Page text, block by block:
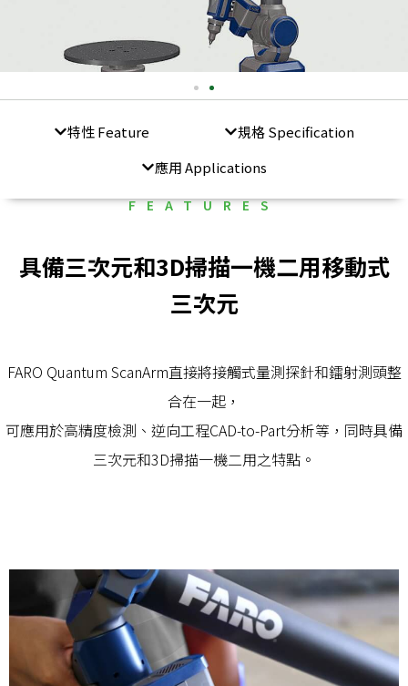
特性 Feature
規格 Specification
應用 Applications
FEATURES
具備三次元和3D掃描一機二用移動式
三次元​
FARO Quantum ScanArm直接將接觸式量測探針和鐳射測頭整
合在一起，
可應用於高精度檢測、逆向工程CAD-to-Part分析等，同時具備
三次元和3D掃描一機二用之特點。